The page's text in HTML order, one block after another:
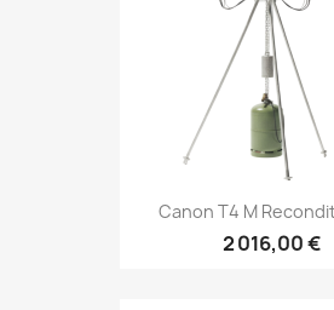
Canon T4 M
2 016,00 €